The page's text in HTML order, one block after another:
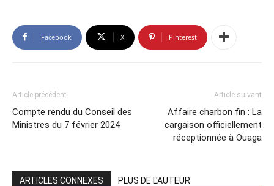
Facebook X Pinterest
Article précédent
Compte rendu du Conseil des
Ministres du 7 février 2024
Article suivant
Affaire charbon fin : La
cargaison officiellement
réceptionnée à Ouaga
ARTICLES CONNEXES PLUS DE L'AUTEUR